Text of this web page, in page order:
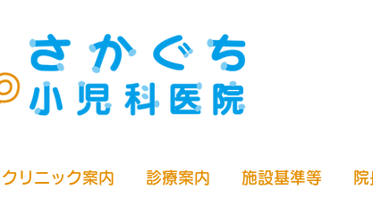
クリニック案内 診療案内 施設基準等